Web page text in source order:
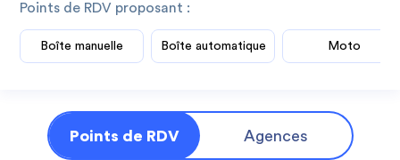
Points de RDV proposant :
Boîte manuelle Boîte automatique Moto
Points de RDV Agences